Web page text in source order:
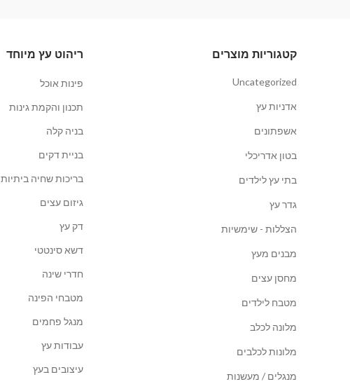
קטגוריות מוצרים
Uncategorized
אדניות עץ
אשפתונים
בטון אדריכלי
בתי עץ לילדים
גדר עץ
הצללות - שימשיות
מבנים מעץ
מחסן עצים
מטבח לילדים
מלונה לכלב
מלונות לכלבים
מנגלים / מעשנות
ריהוט עץ מיוחד
פינות אוכל
תכנון והקמת גינות
בניה קלה
בניית דקים
בריכות שחיה ביתיות
גיזום עצים
דק עץ
דשא סינטטי
חדרי שינה
מטבחי הפינה
מנגל פחמים
עבודות עץ
עיצובים בעץ